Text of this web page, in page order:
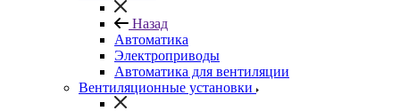
Назад
Автоматика
Электроприводы
Автоматика для вентиляции
Вентиляционные установки